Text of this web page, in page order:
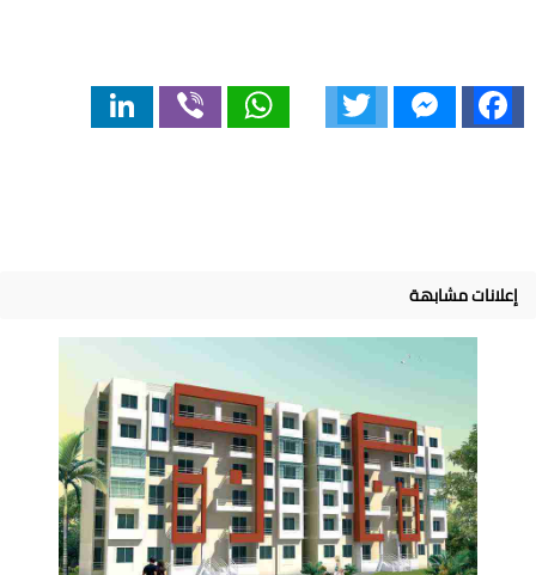
Facebook
Messenger
WhatsApp
إعلانات مشابهة